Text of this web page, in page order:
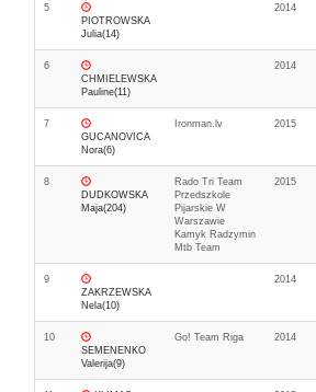
5
PIOTROWSKA
Julia(14)
2014
6
CHMIELEWSKA
Pauline(11)
2014
7
GUCANOVICA
Nora(6)
Ironman.lv 2015
8
DUDKOWSKA
Maja(204)
Rado Tri Team
Przedszkole
Pijarskie W
Warszawie
Kamyk Radzymin
Mtb Team
2015
9
ZAKRZEWSKA
Nela(10)
2014
10
SEMENENKO
Valerija(9)
Go! Team Riga 2014